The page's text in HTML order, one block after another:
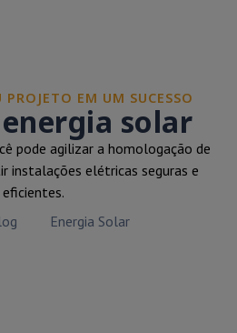
PROJETO EM UM SUCESSO
solar
pode agilizar a homologação de
instalações elétricas seguras e
eficientes.
Energia Solar